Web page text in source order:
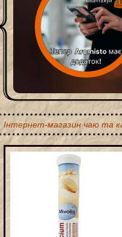
Інтернет-магазин чаю та